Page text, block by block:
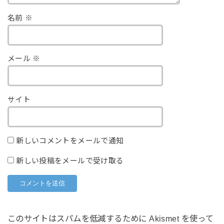
名前 ※
メール ※
サイト
新しいコメントをメールで通知
新しい投稿をメールで受け取る
このサイトはスパムを低減するために Akismet を使って